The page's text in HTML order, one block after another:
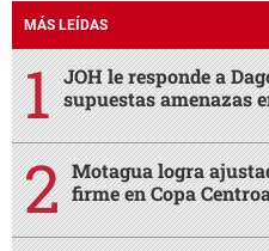
MÁS LEÍDAS
JOH le responde a
supuestas amenazas
Motagua logra
firme en Copa